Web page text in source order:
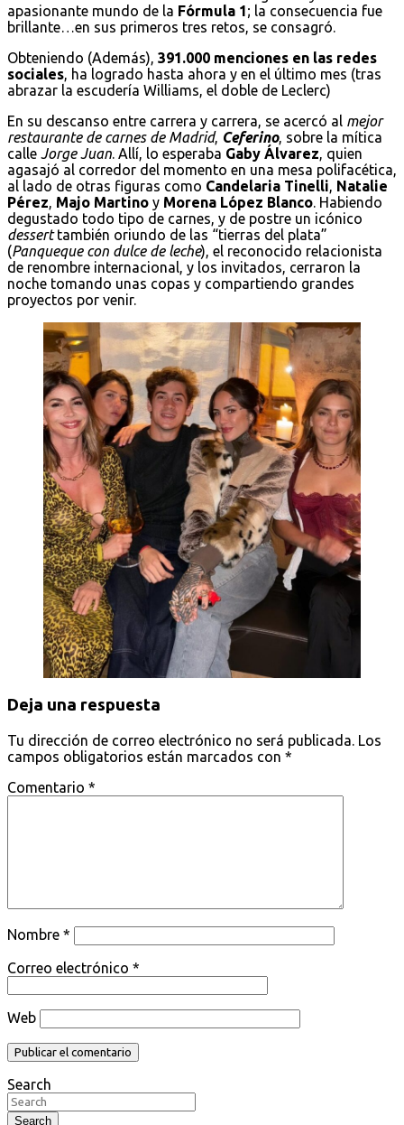
apasionante mundo de la Fórmula 1; la consecuencia fue
brillante…en sus primeros tres retos, se consagró.
Obteniendo (Además), 391.000 menciones en las redes
sociales, ha logrado hasta ahora y en el último mes (tras
abrazar la escudería Williams, el doble de Leclerc)
En su descanso entre carrera y carrera, se acercó al mejor
restaurante de carnes de Madrid, Ceferino, sobre la mítica
calle Jorge Juan. Allí, lo esperaba Gaby Álvarez, quien
agasajó al corredor del momento en una mesa polifacética,
al lado de otras figuras como Candelaria Tinelli, Natalie
Pérez, Majo Martino y Morena López Blanco. Habiendo
degustado todo tipo de carnes, y de postre un icónico
desserttambién oriundo de las “tierras del plata”
(Panqueque con dulce de leche), el reconocido relacionista
de renombre internacional, y los invitados, cerraron la
noche tomando unas copas y compartiendo grandes
proyectos por venir.
Deja una respuesta
Tu dirección de correo electrónico no será publicada. Los
campos obligatorios están marcados con *
Comentario *
Nombre *
Correo electrónico *
Web
Search
Search